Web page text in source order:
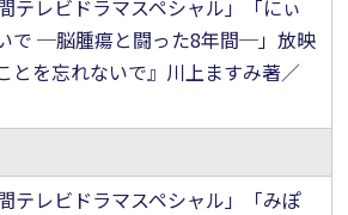
テレビドラマスペシャル」「にぃ
で ─脳腫瘍と闘った8年間─」放映
とを忘れないで』川上ますみ著／
テレビドラマスペシャル」「みぽ